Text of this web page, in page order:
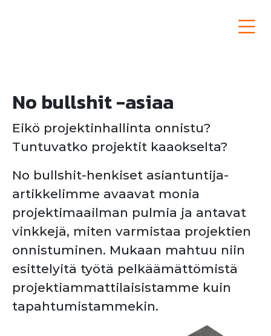
No bullshit -asiaa
Eikö projektinhallinta onnistu?
Tuntuvatko projektit kaaokselta?
No bullshit-henkiset asiantuntija-
artikkelimme avaavat monia
projektimaailman pulmia ja antavat
vinkkejä, miten varmistaa projektien
onnistuminen. Mukaan mahtuu niin
esittelyitä työtä pelkäämättömistä
projektiammattilaisistamme kuin
tapahtumistammekin.